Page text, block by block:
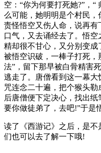
空：“你为何要打死她?”，“
么可能，她明明是个村民
责怪悟空又伤人命，说再
口气，又去诵经去了。悟
精却很不甘心，又分别变
被悟空识破，一棒子打死，
法”，留下那早被白骨精害
逃走了。唐僧看到这一幕大
咒连念二十遍，把个猴头
后唐僧便下定决心，找出
要你做徒弟了，去吧!”于
读了《西游记》之后，是
们也可以去了解一下哦!